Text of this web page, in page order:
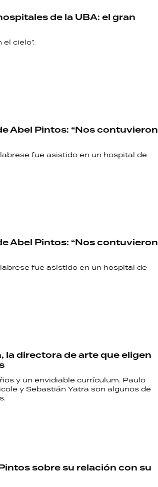
de la UBA: el gran
cielo”.
Abel Pintos: “Nos contuvieron
fue asistido en un hospital de
Abel Pintos: “Nos contuvieron
fue asistido en un hospital de
la directora de arte que eligen
y un envidiable currículum. Paulo
y Sebastián Yatra son algunos de
sobre su relación con su
HORÓSCOPO